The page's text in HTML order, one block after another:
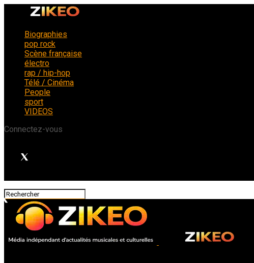
Biographies
pop rock
Scène française
électro
rap / hip-hop
Télé / Cinéma
People
sport
VIDEOS
Connectez-vous